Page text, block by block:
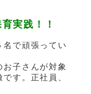
実践！！
で頑張ってい
子さんが対象
す。正社員、